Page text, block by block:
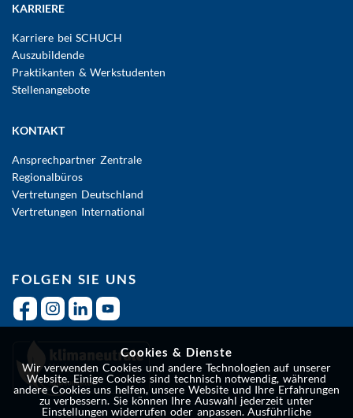
KARRIERE
Karriere bei SCHUCH
Auszubildende
Praktikanten & Werkstudenten
Stellenangebote
KONTAKT
Ansprechpartner Zentrale
Regionalbüros
Vertretungen Deutschland
Vertretungen International
FOLGEN SIE UNS
Cookies & Dienste
Wir verwenden Cookies und andere Technologien auf unserer
Website. Einige Cookies sind technisch notwendig, während
andere Cookies uns helfen, unsere Website und Ihre Erfahrungen
zu verbessern. Sie können Ihre Auswahl jederzeit unter
Einstellungen widerrufen oder anpassen. Ausführliche